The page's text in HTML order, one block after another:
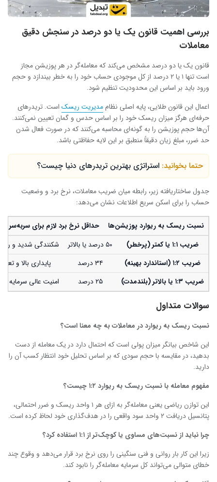
بررسی اهمیت قانون یک یا دو درصد در سنجش دقیق
معاملات
قانون یک یا دو درصد مشخص می‌کند که معامله‌گر در هر پوزیشن مجاز
است تنها ۱ یا ۲ درصد از کل موجودی حساب خود را به خطر بیندازد و حجم
ورود باید بر اساس این محدودیت تنظیم شود.
اعمال این قانون طلایی، پایه اصلی نظاممدیریت ریسک است. تریدرهای
حرفه‌ای هرگز میزان ریسک خود را بر اساس حدس و گمان تعیین نمی‌کنند.
آن‌ها حجم پوزیشن را به گونه‌ای محاسبه می‌کنند که در صورت فعال شدن
حد ضرر، مبلغ زیان دقیقاً منطبق بر این لایه حفاظتی باشد.
حتما بخوانید: استراتژی بهترین تریدرهای دنیا چیست؟
جدول ساختاریافته زیر، رابطه میان ضریب معاملات، نرخ برد و وضعیت
حساب را برای اسکن سریع اطلاعات نشان می‌دهد:
نسبت ریسک به ریوارد پوزیشن‌ها
حداقل نرخ برد لازم برای سر‌به‌سر
ضریب ۱:۱ یا کمتر (پرخطر) ۵۰ درصد یا بالاتر
شکنندگی شدید و
ضریب ۱:۲ ( استاندارد بهینه) ۳۴ درصد
پایداری بالا و
ضریب ۱:۳ یا بالاتر (بلندمدت) ۲۵ درصد امنیت عالی سرمایه
سوالات متداول
نسبت ریسک به ریوارد در معاملات به چه معنا است؟
این شاخص بیانگر میزان پولی است که احتمال دارد در یک معامله از دست
بدهید، در مقایسه با حجم سودی که بر اساس تحلیل خود انتظار کسب آن را
دارید.
مفهوم معامله با نسبت ریسک به ریوارد ۱:۲ چیست؟
این توازن ریاضی یعنی معامله‌گر به ازای هر ۱ واحد ریسک و ضرر احتمالی،
پتانسیل دریافت ۲ واحد سود واقعی را در هدف‌گذاری خود لحاظ کرده است.
چرا نباید از نسبت‌های مساوی یا کوچک‌تر از ۱:۱ استفاده کرد؟
زیرا این کار بار روانی و فنی سنگینی را روی نرخ برد قرار می‌دهد و وقوع چند
خطای متوالی می‌تواند کل سرمایه معامله‌گر را نابود کند.